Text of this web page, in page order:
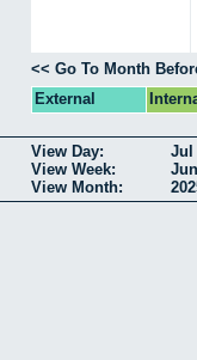
<< Go To Month
External
View Day: Jul
View Week:
View Month: